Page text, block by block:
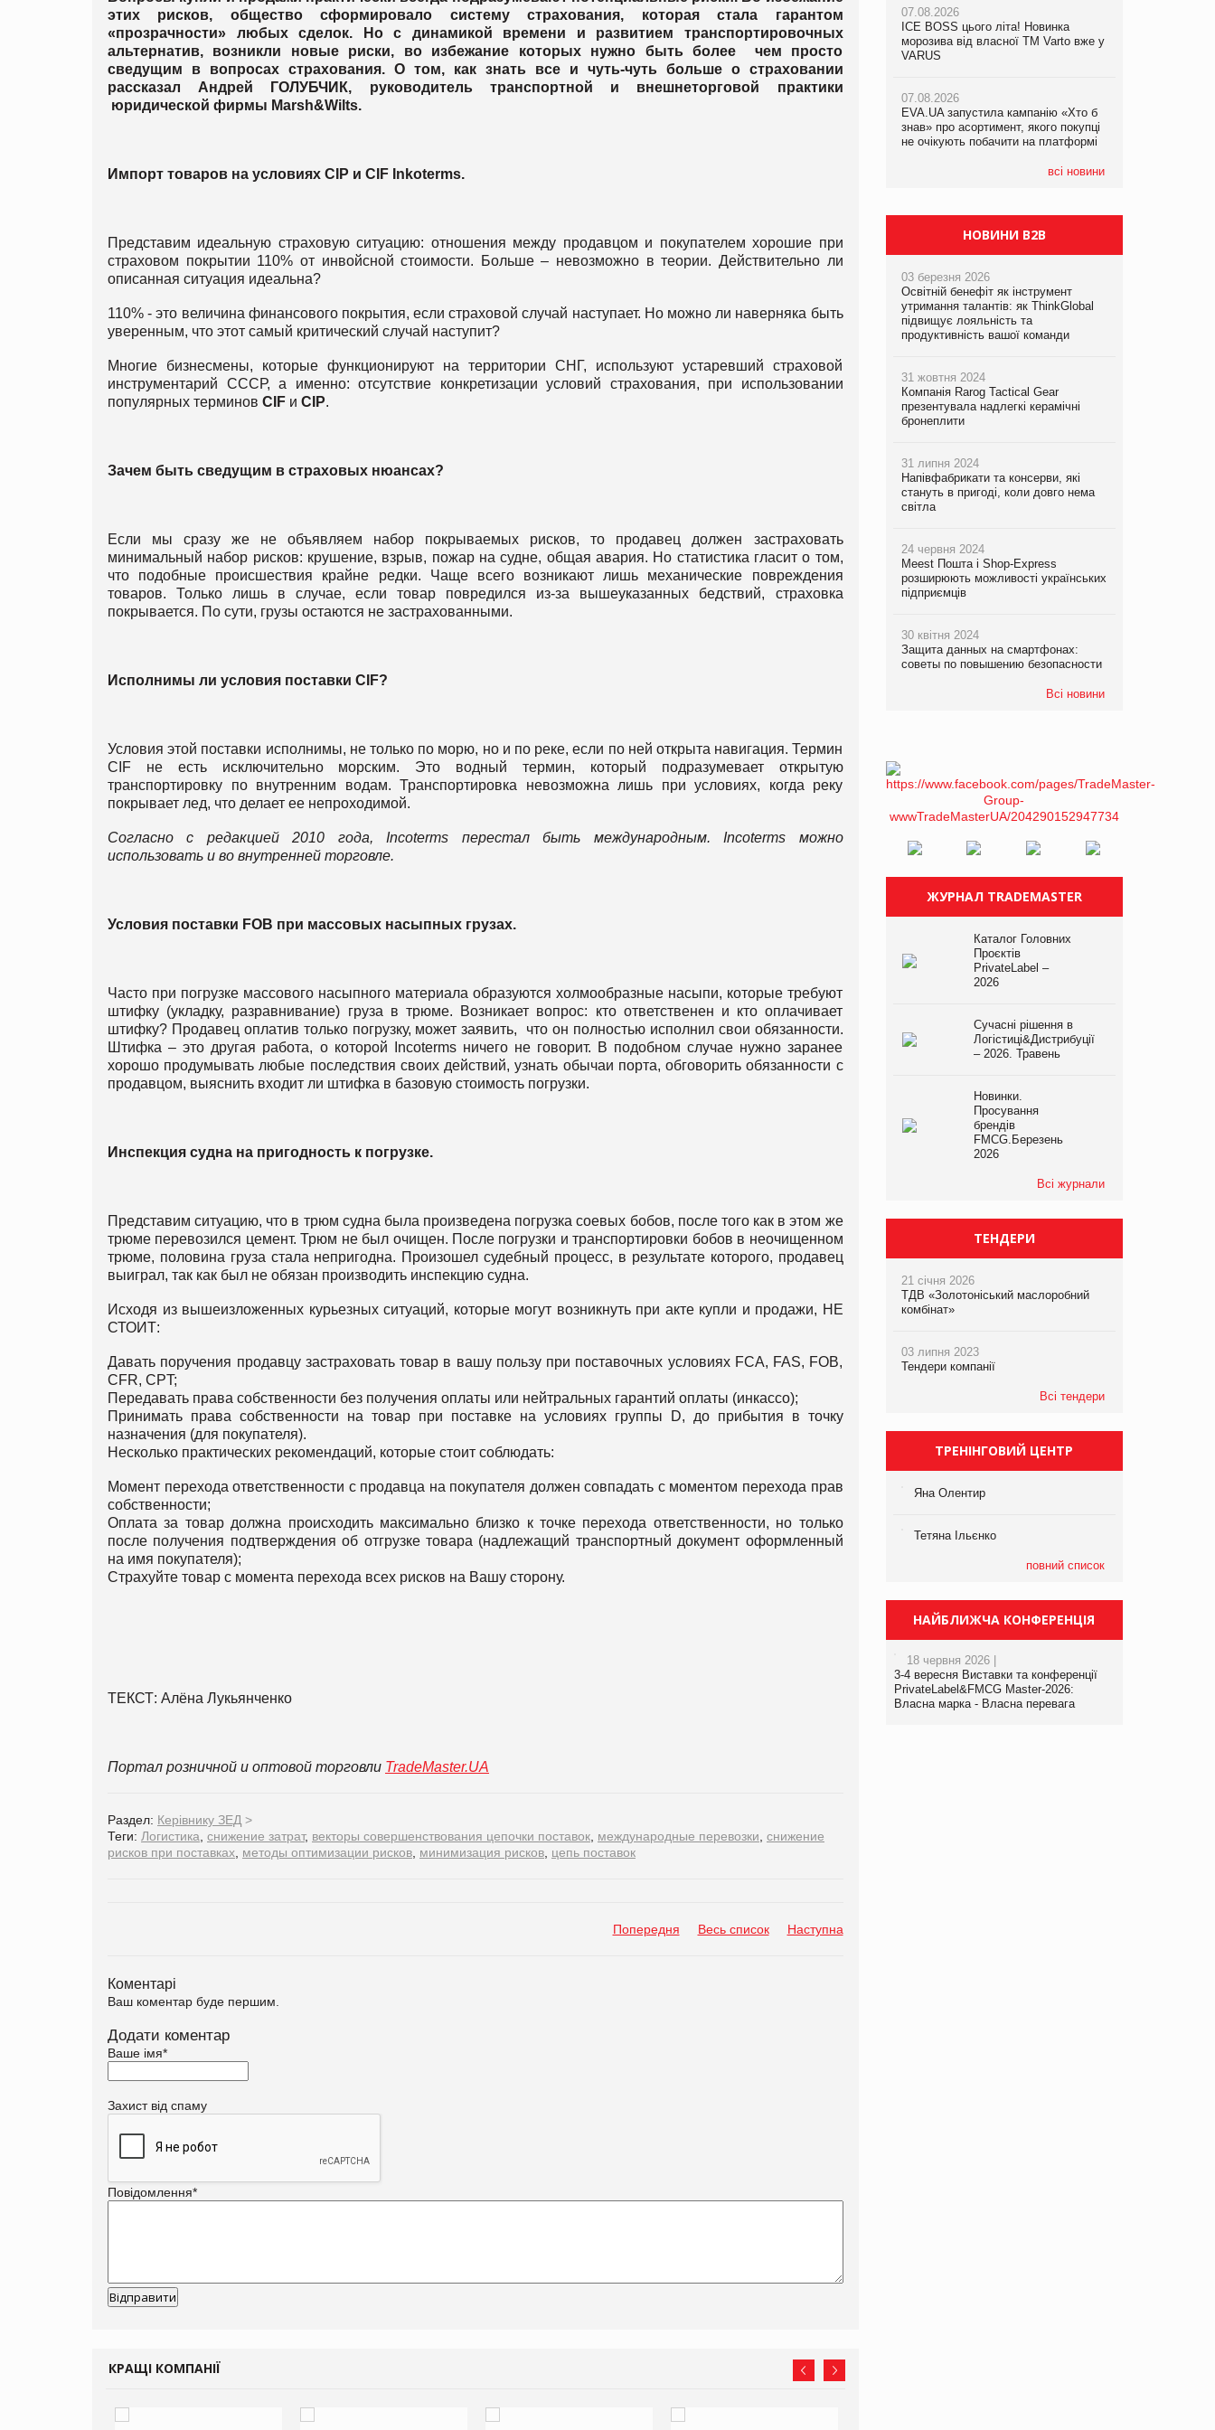
этих рисков, общество сформировало систему страхования, которая стала гарантом
«прозрачности» любых сделок. Но с динамикой времени и развитием транспортировочных
альтернатив, возникли новые риски, во избежание которых нужно быть более чем просто
сведущим в вопросах страхования. О том, как знать все и чуть-чуть больше о страховании
рассказал Андрей ГОЛУБЧИК, руководитель транспортной и внешнеторговой практики
юридической фирмы Marsh&Wilts.
Импорт товаров на условиях CIP и CIF Inkoterms.
Представим идеальную страховую ситуацию: отношения между продавцом и покупателем хорошие при
страховом покрытии 110% от инвойсной стоимости. Больше – невозможно в теории. Действительно ли
описанная ситуация идеальна?
110% - это величина финансового покрытия, если страховой случай наступает. Но можно ли наверняка быть
уверенным, что этот самый критический случай наступит?
Многие бизнесмены, которые функционируют на территории СНГ, используют устаревший страховой
инструментарий СССР, а именно: отсутствие конкретизации условий страхования, при использовании
популярных терминов CIF и CIP.
Зачем быть сведущим в страховых нюансах?
Если мы сразу же не объявляем набор покрываемых рисков, то продавец должен застраховать
минимальный набор рисков: крушение, взрыв, пожар на судне, общая авария. Но статистика гласит о том,
что подобные происшествия крайне редки. Чаще всего возникают лишь механические повреждения
товаров. Только лишь в случае, если товар повредился из-за вышеуказанных бедствий, страховка
покрывается. По сути, грузы остаются не застрахованными.
Исполнимы ли условия поставки CIF?
Условия этой поставки исполнимы, не только по морю, но и по реке, если по ней открыта навигация. Термин
CIF не есть исключительно морским. Это водный термин, который подразумевает открытую
транспортировку по внутренним водам. Транспортировка невозможна лишь при условиях, когда реку
покрывает лед, что делает ее непроходимой.
Cогласно с редакцией 2010 года, Incoterms перестал быть международным. Incoterms можно
использовать и во внутренней торговле.
Условия поставки FOB при массовых насыпных грузах.
Часто при погрузке массового насыпного материала образуются холмообразные насыпи, которые требуют
штифку (укладку, разравнивание) груза в трюме. Возникает вопрос: кто ответственен и кто оплачивает
штифку? Продавец оплатив только погрузку, может заявить, что он полностью исполнил свои обязанности.
Штифка – это другая работа, о которой Incoterms ничего не говорит. В подобном случае нужно заранее
хорошо продумывать любые последствия своих действий, узнать обычаи порта, обговорить обязанности с
продавцом, выяснить входит ли штифка в базовую стоимость погрузки.
Инспекция судна на пригодность к погрузке.
Представим ситуацию, что в трюм судна была произведена погрузка соевых бобов, после того как в этом же
трюме перевозился цемент. Трюм не был очищен. После погрузки и транспортировки бобов в неочищенном
трюме, половина груза стала непригодна. Произошел судебный процесс, в результате которого, продавец
выиграл, так как был не обязан производить инспекцию судна.
Исходя из вышеизложенных курьезных ситуаций, которые могут возникнуть при акте купли и продажи, НЕ
СТОИТ:
Давать поручения продавцу застраховать товар в вашу пользу при поставочных условиях FCA, FAS, FOB,
CFR, CPT;
Передавать права собственности без получения оплаты или нейтральных гарантий оплаты (инкассо);
Принимать права собственности на товар при поставке на условиях группы D, до прибытия в точку
назначения (для покупателя).
Несколько практических рекомендаций, которые стоит соблюдать:
Момент перехода ответственности с продавца на покупателя должен совпадать с моментом перехода прав
собственности;
Оплата за товар должна происходить максимально близко к точке перехода ответственности, но только
после получения подтверждения об отгрузке товара (надлежащий транспортный документ оформленный
на имя покупателя);
Страхуйте товар с момента перехода всех рисков на Вашу сторону.
ТЕКСТ: Алёна Лукьянченко
Портал розничной и оптовой торговли TradeMaster.UA
Раздел: Керівнику ЗЕД >
Теги: Логистика снижение затрат, векторы совершенствования цепочки поставок международные перевозки снижение
рисков при поставках методы оптимизации рисков минимизация рисков цепь поставок
Попередня Весь список Наступна
Коментарі
Ваш коментар буде першим.
Додати коментар
Ваше імя*
Захист від спаму
Повідомлення*
КРАЩІ КОМПАНІЇ
07.08.2026
ICE BOSS цього літа! Новинка
морозива від власної ТМ Varto вже у
VARUS
07.08.2026
EVA.UA запустила кампанію «Хто б
знав» про асортимент, якого покупці
не очікують побачити на платформі
всі новини
06.08.2026
Смачна новинка для хвостатих: у
VARUS з’явилися паучі Varto Paw
05.08.2026
Мережа супермаркетів VARUS купує
мережу магазинів формату
компанія налічуватиме 374 магазини
07.08.2026
Франція заборонила рекламні дзвінки
НОВИНИ B2B
03 березня 2026
Освітній бенефіт як інструмент
утримання талантів: як ThinkGlobal
підвищує лояльність та
продуктивність вашої команди
31 жовтня 2024
Компанія Rarog Tactical Gear
презентувала надлегкі керамічні
бронеплити
31 липня 2024
Напівфабрикати та консерви, які
стануть в пригоді, коли довго нема
світла
24 червня 2024
Meest Пошта і Shop-Express
розширюють можливості українських
підприємців
30 квітня 2024
Защита данных на смартфонах:
советы по повышению безопасности
Всі новини
ЖУРНАЛ TRADEMASTER
Каталог Головних
Проєктів
PrivateLabel –
2026
Сучасні рішення в
Логістиці&Дистрибуції
– 2026. Травень
Новинки.
Просування
брендів
FMCG.Березень
2026
Всі журнали
ТЕНДЕРИ
21 січня 2026
ТДВ «Золотоніський маслоробний
комбінат»
03 липня 2023
Тендери компанії
Всі тендери
ТРЕНІНГОВИЙ ЦЕНТР
Яна Олентир
Тетяна Ільєнко
повний список
НАЙБЛИЖЧА КОНФЕРЕНЦІЯ
18 червня 2026 |
3-4 вересня Виставки та конференції
PrivateLabel&FMCG Master-2026:
Власна марка - Власна перевага